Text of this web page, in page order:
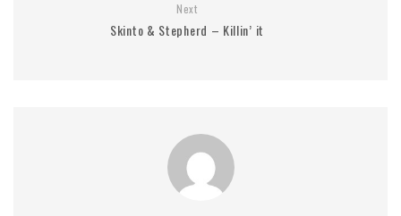
Next
Skinto & Stepherd – Killin’ it